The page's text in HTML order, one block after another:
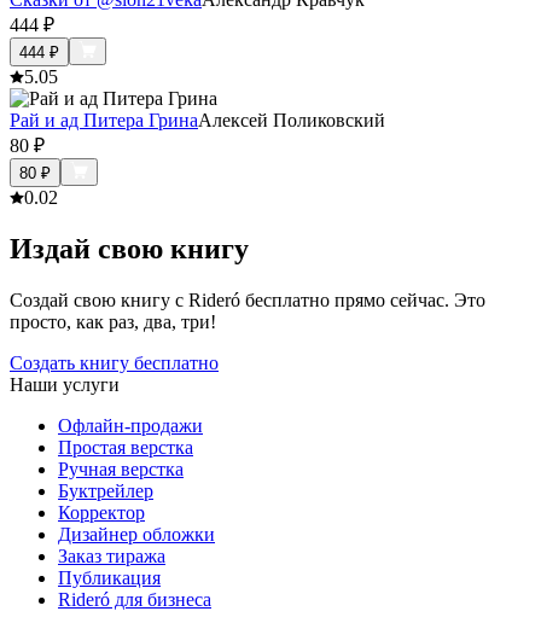
444 ₽
444 ₽
5.05
Рай и ад Питера ГринаАлексей Поликовский
80 ₽
80 ₽
0.02
Издай свою книгу
Создай свою книгу с Rideró бесплатно прямо сейчас. Это
просто, как раз, два, три!
Создать книгу бесплатно
Наши услуги
Офлайн-продажи
Простая верстка
Ручная верстка
Буктрейлер
Корректор
Дизайнер обложки
Заказ тиража
Публикация
Rideró для бизнеса